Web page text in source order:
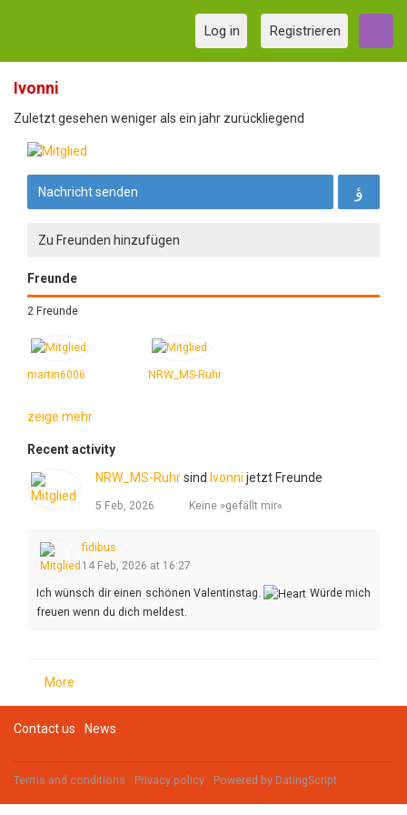
Log in Registrieren
Ivonni
Zuletzt gesehen weniger als ein jahr zurückliegend
Nachricht senden
Zu Freunden hinzufügen
Freunde
2 Freunde
martin6006 NRW_MS-Ruhr
zeige mehr
Recent activity
NRW_MS-Ruhrsind Ivonni jetzt Freunde
5 Feb, 2026 Keine »gefällt mir«
fidibus
14 Feb, 2026 at 16:27
Ich wünsch dir einen schönen Valentinstag.
Würde mich
freuen wenn du dich meldest.
More
Contact us News
Terms and conditions Privacy policy Powered by DatingScript